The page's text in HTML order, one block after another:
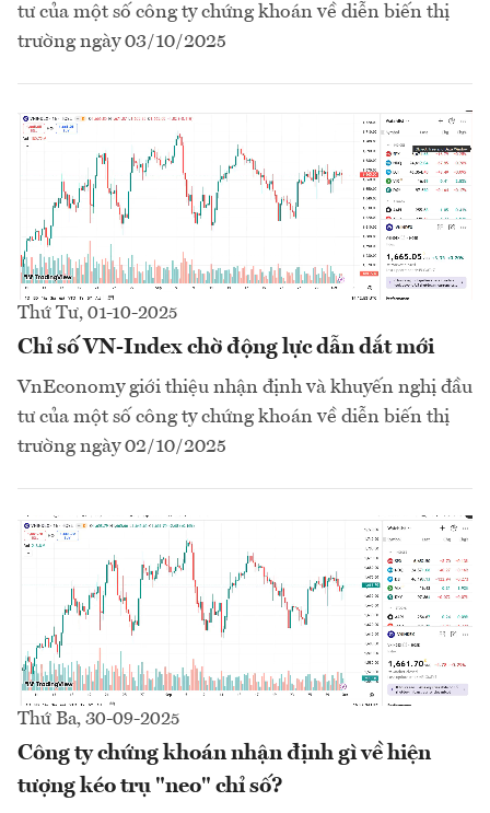
tư của một số công ty chứng khoán về diễn biến thị
trường ngày 03/10/2025
Thứ Tư, 01-10-2025
Chỉ số VN-Index chờ động lực dẫn dắt mới
VnEconomy giới thiệu nhận định và khuyến nghị đầu
tư của một số công ty chứng khoán về diễn biến thị
trường ngày 02/10/2025
Thứ Ba, 30-09-2025
Công ty chứng khoán nhận định gì về hiện
tượng kéo trụ "neo" chỉ số?